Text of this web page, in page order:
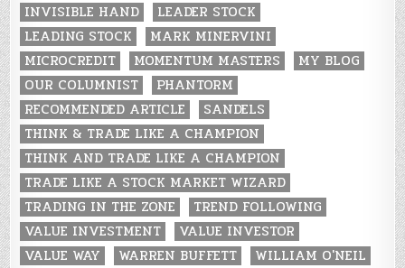
INVISIBLE HAND
LEADER STOCK
LEADING STOCK
MARK MINERVINI
MICROCREDIT
MOMENTUM MASTERS
MY BLOG
OUR COLUMNIST
PHANTORM
RECOMMENDED ARTICLE
SANDELS
THINK & TRADE LIKE A CHAMPION
THINK AND TRADE LIKE A CHAMPION
TRADE LIKE A STOCK MARKET WIZARD
TRADING IN THE ZONE
TREND FOLLOWING
VALUE INVESTMENT
VALUE INVESTOR
VALUE WAY
WARREN BUFFETT
WILLIAM O'NEIL